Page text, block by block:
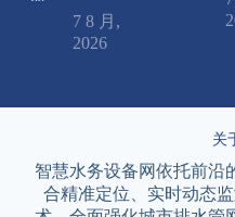
7 8 月,
2026
关
智慧水务设备网依托前沿
合精准定位、实时动态